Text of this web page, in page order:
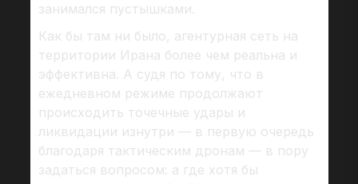
занимался пустышками.
Как бы там ни было, агентурная сеть на
территории Ирана более чем реальна и
эффективна. А судя по тому, что в
ежедневном режиме продолжают
происходить точечные удары и
ликвидации изнутри — в первую очередь
благодаря тактическим дронам — в пору
задаться вопросом: а где хотя бы